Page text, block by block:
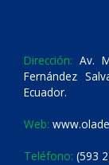
Dirección: Av.
Fernández
Ecuador.
Web:
Teléfono: (593